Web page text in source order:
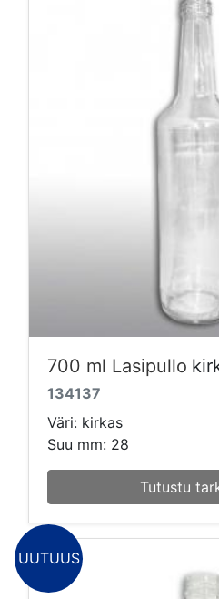
700 ml Lasipullo
134137
Väri: kirkas
Suu mm: 28
Tutustu
UUTUUS